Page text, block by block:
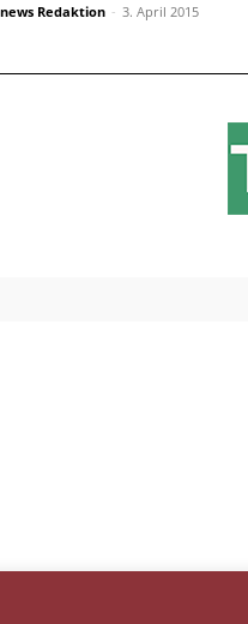
Redaktion - 3. April 2015